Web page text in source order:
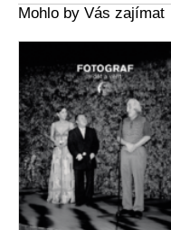
Mohlo by Vás zajímat